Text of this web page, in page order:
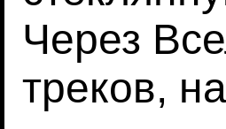
Через
треков,